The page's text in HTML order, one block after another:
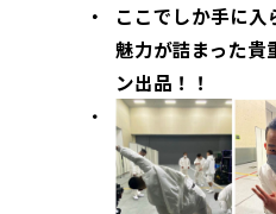
ここでしか手に入
魅力が詰まった貴
ン出品！！